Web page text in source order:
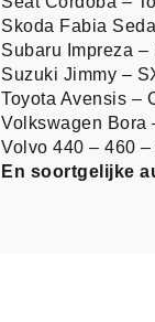
Skoda Fabia
Subaru Impreza –
Suzuki Jimmy –
Toyota Avensis –
Volkswagen Bora
Volvo 440 – 460
En soortgelijke